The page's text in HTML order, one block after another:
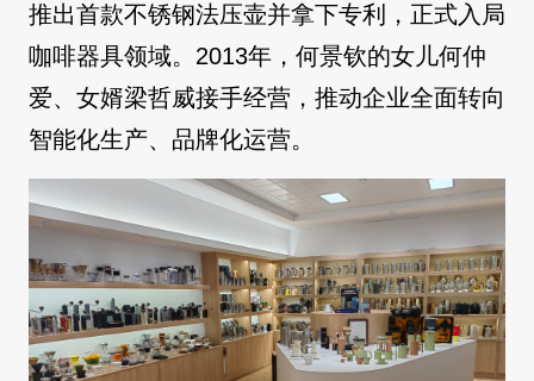
推出首款不锈钢法压壶并拿下专利，正式入局
咖啡器具领域。2013年，何景钦的女儿何仲
爱、女婿梁哲威接手经营，推动企业全面转向
智能化生产、品牌化运营。